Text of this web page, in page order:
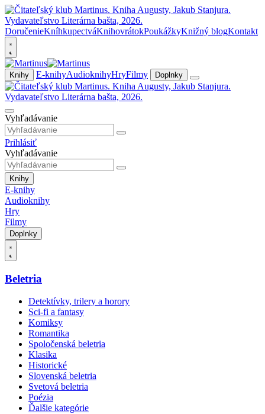
DoručenieKníhkupectváKnihovrátokPoukážkyKnižný blogKontakt
Knihy E-knihyAudioknihyHryFilmy Doplnky
Vyhľadávanie
Prihlásiť
Vyhľadávanie
Knihy
E-knihy
Audioknihy
Hry
Filmy
Doplnky
Beletria
Detektívky, trilery a horory
Sci-fi a fantasy
Komiksy
Romantika
Spoločenská beletria
Klasika
Historické
Slovenská beletria
Svetová beletria
Poézia
Ďalšie kategórie